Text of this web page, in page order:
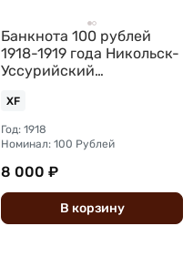
Банкнота 100 рублей
1918-1919 года Никольск-
Уссурийский
сельхоз складов
XF
Год: 1918
Номинал: 100 Рублей
8 000 ₽
В корзину